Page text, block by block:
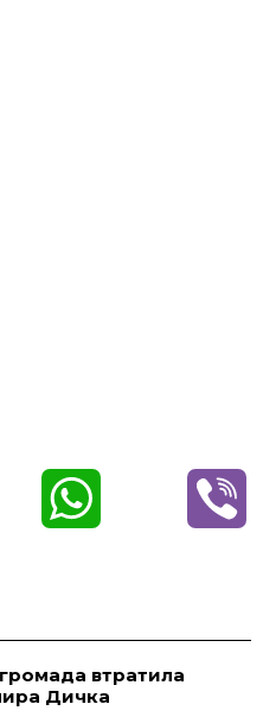
t
втратила
Дичка